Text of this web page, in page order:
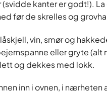
(svidde kanter er godt!).
før de skrelles og
vin, smør og
eller gryte (alt
og dekkes med lokk.
inn i ovnen, i nærheten